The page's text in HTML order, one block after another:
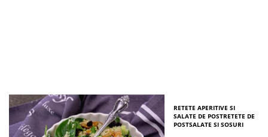
RETETE APERITIVE SI
SALATE DE POSTRETETE DE
POSTSALATE SI SOSURI